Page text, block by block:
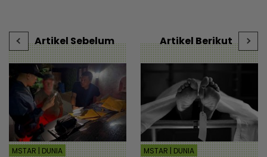
Artikel Sebelum
MSTAR | DUNIA
Artikel Berikut
MSTAR | DUNIA